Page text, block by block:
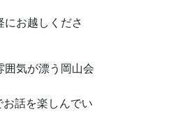
お越しくださ
囲気が漂う岡山会
話を楽しんでい